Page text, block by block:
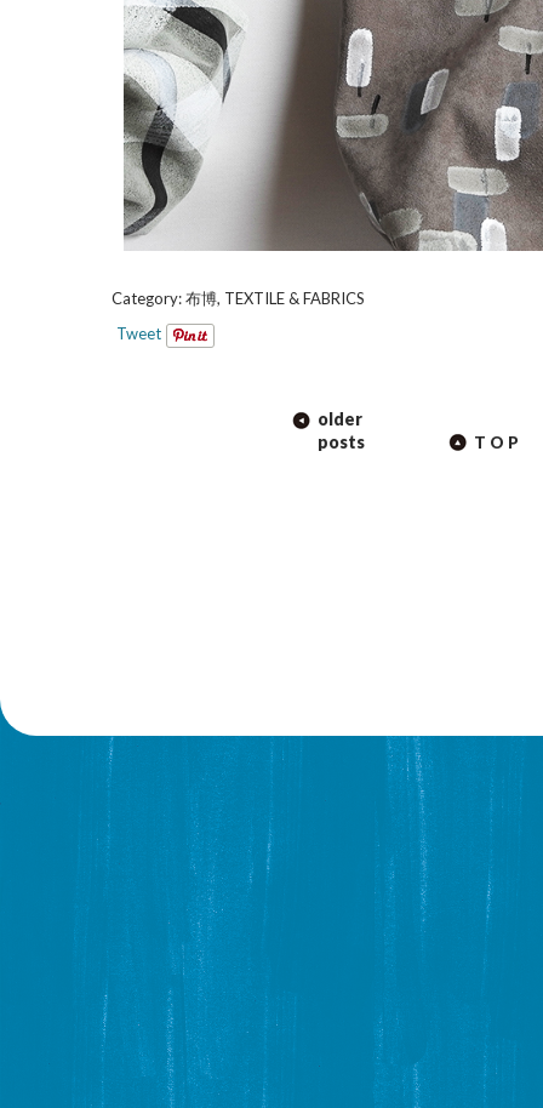
Category:布博, TEXTILE & FABRICS
Tweet
older
posts
TOP